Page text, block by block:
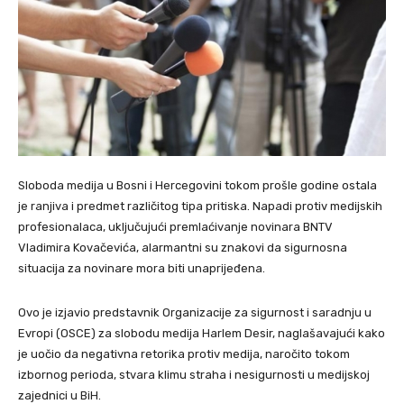
Sloboda medija u Bosni i Hercegovini tokom prošle godine ostala
je ranjiva i predmet različitog tipa pritiska. Napadi protiv medijskih
profesionalaca, uključujući premlaćivanje novinara BNTV
Vladimira Kovačevića, alarmantni su znakovi da sigurnosna
situacija za novinare mora biti unaprijeđena.
Ovo je izjavio predstavnik Organizacije za sigurnost i saradnju u
Evropi (OSCE) za slobodu medija Harlem Desir, naglašavajući kako
je uočio da negativna retorika protiv medija, naročito tokom
izbornog perioda, stvara klimu straha i nesigurnosti u medijskoj
zajednici u BiH.